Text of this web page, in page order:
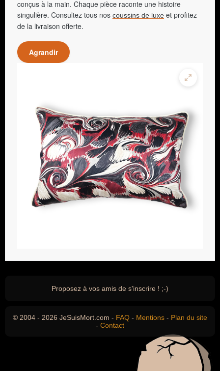
conçus à la main. Chaque pièce raconte une histoire
singulière. Consultez tous nos coussins de luxe et profitez
de la livraison offerte.
Agrandir
Proposez à vos amis de s'inscrire ! ;-)
© 2004 - 2026 JeSuisMort.com - FAQ - Mentions - Plan du site
- Contact